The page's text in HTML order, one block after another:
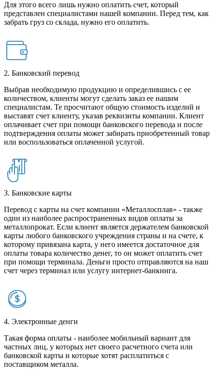
Для этого всего лишь нужно оплатить счет, который
представлен специалистами нашей компании. Перед тем, как
забрать груз со склада, нужно его оплатить.
2. Банковский перевод
Выбрав необходимую продукцию и определившись с ее
количеством, клиенты могут сделать заказ ее нашим
специалистам. Те просчитают общую стоимость изделий и
выставят счет клиенту, указав реквизиты компании. Клиент
оплачивает счет при помощи банковского перевода и после
подтверждения оплаты может забирать приобретенный товар
или воспользоваться оплаченной услугой.
3. Банковские карты
Перевод с карты на счет компании «Металлосплав» - также
один из наиболее распространенных видов оплаты за
металлопрокат. Если клиент является держателем банковской
карты любого банковского учреждения страны и на счете, к
которому привязана карта, у него имеется достаточное для
оплаты товара количество денег, то он может оплатить счет
при помощи терминала. Деньги просто отправляются на наш
счет через терминал или услугу интернет-банкинга.
4. Электронные денги
Такая форма оплаты - наиболее мобильный вариант для
частных лиц, у которых нет своего расчетного счета или
банковской карты и которые хотят расплатиться с
поставщиком металла.